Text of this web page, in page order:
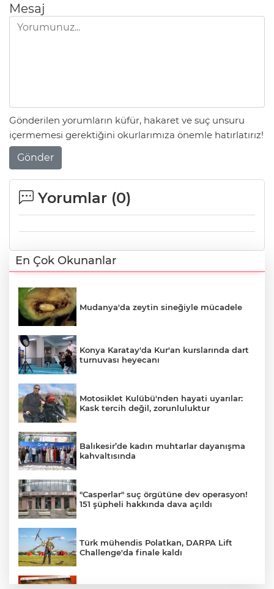
Mesaj
Gönderilen yorumların küfür, hakaret ve suç unsuru
içermemesi gerektiğini okurlarımıza önemle hatırlatırız!
Gönder
Yorumlar (0)
En Çok Okunanlar
Mudanya'da zeytin sineğiyle mücadele
Konya Karatay'da Kur'an kurslarında dart
turnuvası heyecanı
Motosiklet Kulübü'nden hayati uyarılar:
Kask tercih değil, zorunluluktur
Balıkesir’de kadın muhtarlar dayanışma
kahvaltısında
"Casperlar" suç örgütüne dev operasyon!
151 şüpheli hakkında dava açıldı
Türk mühendis Polatkan, DARPA Lift
Challenge'da finale kaldı